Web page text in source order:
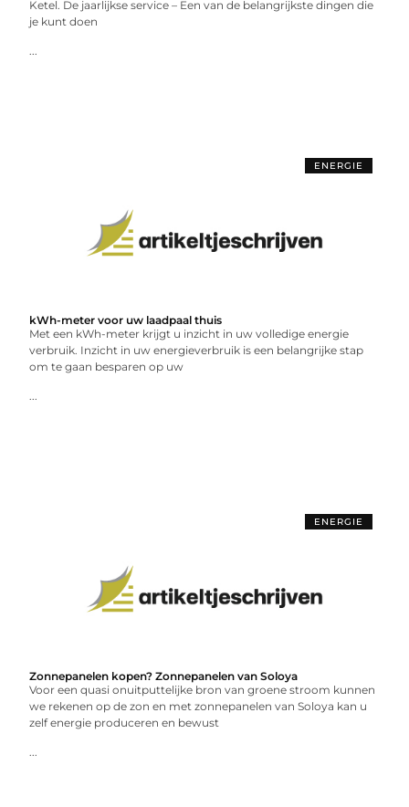
Ketel. De jaarlijkse service – Een van de belangrijkste dingen die
je kunt doen
...
ENERGIE
kWh-meter voor uw laadpaal thuis
Met een kWh-meter krijgt u inzicht in uw volledige energie
verbruik. Inzicht in uw energieverbruik is een belangrijke stap
om te gaan besparen op uw
...
ENERGIE
Zonnepanelen kopen? Zonnepanelen van Soloya
Voor een quasi onuitputtelijke bron van groene stroom kunnen
we rekenen op de zon en met zonnepanelen van Soloya kan u
zelf energie produceren en bewust
...